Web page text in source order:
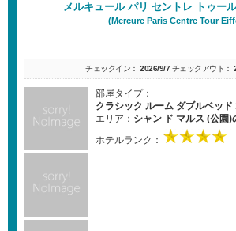
メルキュール パリ セントレ トゥー
(Mercure Paris Centre Tour
チェックイン： 2026/9/7 チェックアウト：
部屋タイプ：
クラシック ルーム ダブルベッド
エリア： シャン ド マルス (公園)
ホテルランク：